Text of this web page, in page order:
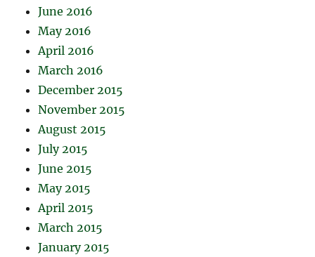
June 2016
May 2016
April 2016
March 2016
December 2015
November 2015
August 2015
July 2015
June 2015
May 2015
April 2015
March 2015
January 2015